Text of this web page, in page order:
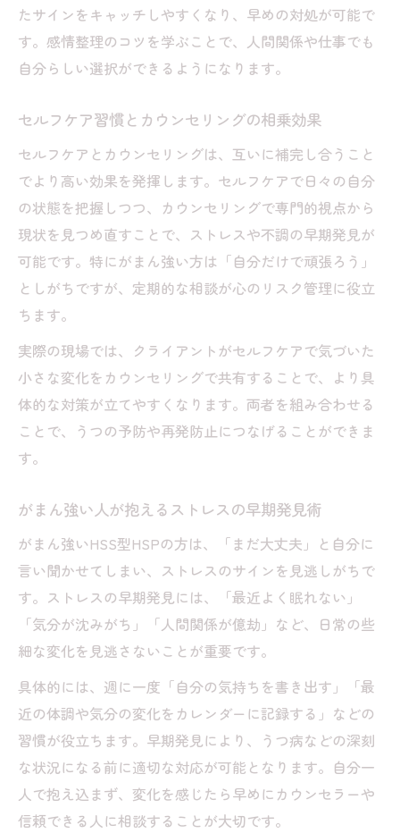
たサインをキャッチしやすくなり、早めの対処が可能で
す。感情整理のコツを学ぶことで、人間関係や仕事でも
自分らしい選択ができるようになります。
セルフケア習慣とカウンセリングの相乗効果
セルフケアとカウンセリングは、互いに補完し合うこと
でより高い効果を発揮します。セルフケアで日々の自分
の状態を把握しつつ、カウンセリングで専門的視点から
現状を見つめ直すことで、ストレスや不調の早期発見が
可能です。特にがまん強い方は「自分だけで頑張ろう」
としがちですが、定期的な相談が心のリスク管理に役立
ちます。
実際の現場では、クライアントがセルフケアで気づいた
小さな変化をカウンセリングで共有することで、より具
体的な対策が立てやすくなります。両者を組み合わせる
ことで、うつの予防や再発防止につなげることができま
す。
がまん強い人が抱えるストレスの早期発見術
がまん強いHSS型HSPの方は、「まだ大丈夫」と自分に
言い聞かせてしまい、ストレスのサインを見逃しがちで
す。ストレスの早期発見には、「最近よく眠れない」
「気分が沈みがち」「人間関係が億劫」など、日常の些
細な変化を見逃さないことが重要です。
具体的には、週に一度「自分の気持ちを書き出す」「最
近の体調や気分の変化をカレンダーに記録する」などの
習慣が役立ちます。早期発見により、うつ病などの深刻
な状況になる前に適切な対応が可能となります。自分一
人で抱え込まず、変化を感じたら早めにカウンセラーや
信頼できる人に相談することが大切です。